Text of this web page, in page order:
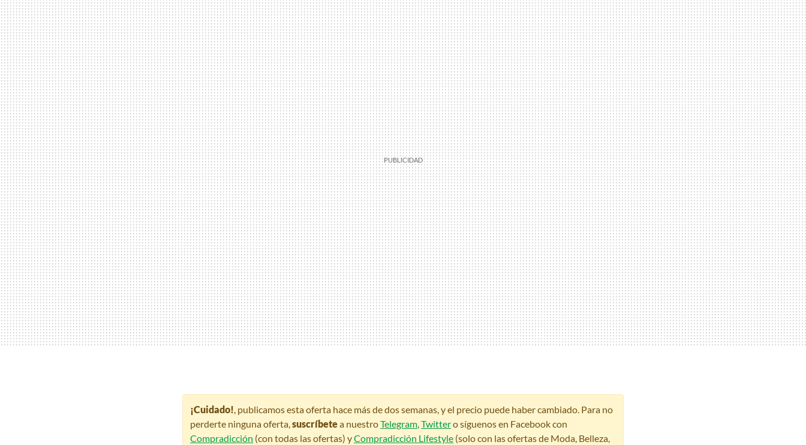
¡Cuidado!, publicamos esta oferta hace más de dos semanas, y el precio puede haber cambiado. Para no
perderte ninguna oferta,suscríbetea nuestroTelegram,Twittero síguenos en Facebook con
Compradicción (con todas las ofertas) yCompradicción Lifestyle (solo con las ofertas de Moda, Belleza,